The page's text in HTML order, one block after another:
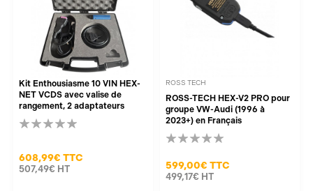
Kit Enthousiasme 10 VIN HEX-
NET VCDS avec valise de
rangement, 2 adaptateurs
608,99€ TTC
507,49€ HT
ROSS TECH
ROSS-TECH HEX-V2 PRO pour
groupe VW-Audi (1996 à
2023+) en Français
599,00€ TTC
499,17€ HT